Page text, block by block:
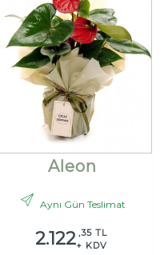
Aleon
Aynı Gün Teslimat
2.122 ,35 TL
+ KDV